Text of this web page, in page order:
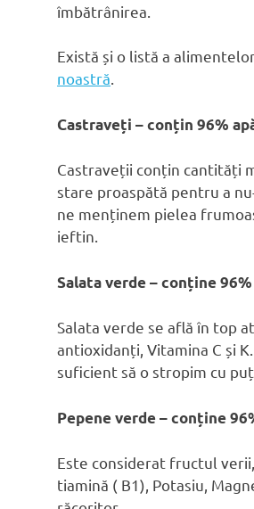
îmbătrânirea.
Există și o listă a
noastră
Castraveți – conțin 96%
Castraveții conțin cantități
stare proaspătă pentru a
ne menținem pielea
ieftin.
Salata verde – conține 96%
Salata verde se află în top
antioxidanți, Vitamina C și
suficient să o stropim cu
Pepene verde – conține
Este considerat fructul verii,
tiamină ( B1), Potasiu,